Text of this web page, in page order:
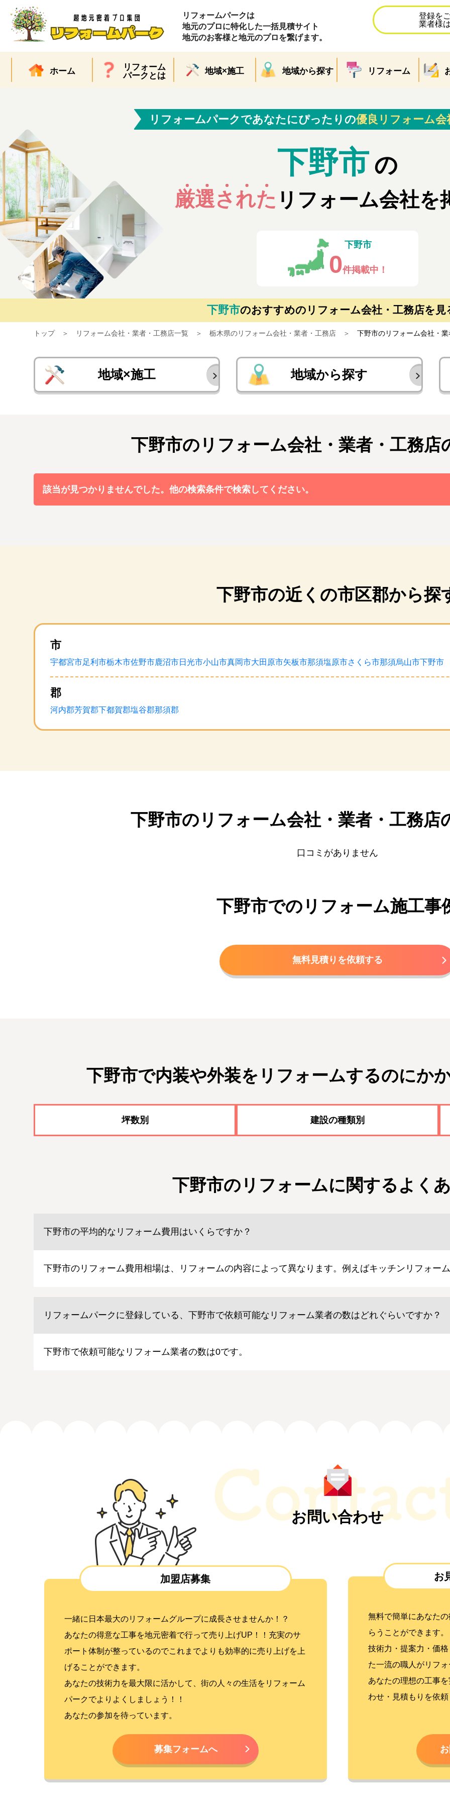
リフォームパークは
地元のプロに特化した一括見積サイト
地元のお客様と地元のプロを繋げます。
登録を
業者様
ホーム
リフォーム
パークとは
地域×施工 地域から探す リフォーム
リフォームパークであなたにぴったりの優良リフォーム会
下野市 の
厳選された リフォーム会社を
下野市
0件掲載中！
下野市のおすすめのリフォーム会社・工務店を見
トップ リフォーム会社・業者・工務店一覧 栃木県のリフォーム会社・業者・工務店 下野市のリフォーム会社・
地域×施工 地域から探す
下野市のリフォーム会社・業者・ 工務店
該当が見つかりませんでした。他の検索条件で検索してください。
下野市の近くの市区郡から探
市
宇都宮市足利市栃木市佐野市鹿沼市日光市小山市真岡市大田原市矢板市那須塩原市さくら市那須烏山市下野市
郡
河内郡芳賀郡下都賀郡塩谷郡那須郡
下野市のリフォーム会社・業者・ 工務店
口コミがありません
下野市でのリフォーム施工事
無料見積りを依頼する
下野市で内装や外装をリフォームするのにか
坪数別 建設の種類別
下野市のリフォームに関する よく
下野市の平均的なリフォーム費用はいくらですか？
下野市のリフォーム費用相場は、リフォームの内容によって異なります。例えばキッチンリフォー
リフォームパークに登録している、下野市で依頼可能なリフォーム業者の数はどれぐらいですか？
下野市で依頼可能なリフォーム業者の数は0です。
お問い合わせ
加盟店募集
一緒に日本最大のリフォームグループに成長させませんか！？
あなたの得意な工事を地元密着で行って売り上げUP！！充実のサ
ポート体制が整っているのでこれまでよりも効率的に売り上げを上
げることができます。
あなたの技術力を最大限に活かして、街の人々の生活をリフォーム
パークでよりよくしましょう！！
あなたの参加を待っています。
募集フォームへ
お
無料で簡単にあなた
らうことができます。
技術力・提案力・価
た一流の職人がリフ
あなたの理想の工事
わせ・見積もりを依